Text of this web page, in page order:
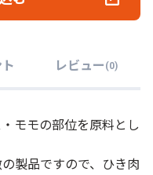
レビュー (0)
モモの部位を原料とし
製品ですので、ひき肉